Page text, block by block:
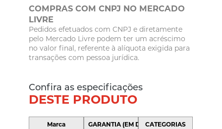
COMPRAS COM CNPJ NO MERCADO
LIVRE
Pedidos efetuados com CNPJ e diretamente
pelo Mercado Livre podem ter um acréscimo
no valor final, referente à alíquota exigida para
transações com pessoa jurídica.
Confira as especificações
DESTE PRODUTO
Marca
GARANTIA (EM DIAS)CATEGORIAS